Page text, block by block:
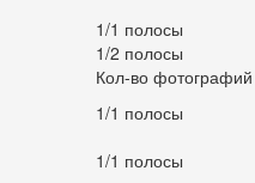
1/1 полосы
1/2 полосы
Кол-во
1/1 полосы
1/1 полосы